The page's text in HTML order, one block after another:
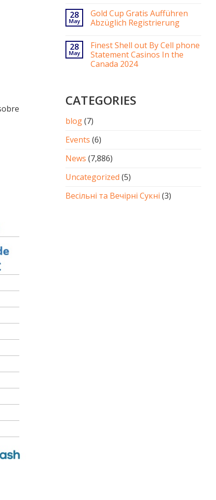
28
May
Gold Cup Gratis Aufführen
Abzüglich Registrierung
28
May
Finest Shell out By Cell phone
Statement Casinos In the
Canada 2024
CATEGORIES
blog(7)
Events (6)
News (7,886)
Uncategorized (5)
Весільні та Вечірні Сукні (3)